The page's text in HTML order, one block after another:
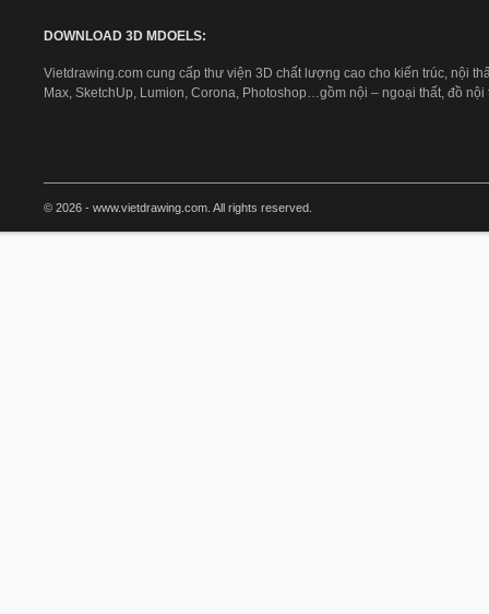
DOWNLOAD 3D MDOELS:
Vietdrawing.com cung cấp thư viện 3D chất lượng cao cho kiến trúc, nội
Max, SketchUp, Lumion, Corona, Photoshop…gồm nội – ngoại thất, đồ nội
© 2026 - www.vietdrawing.com. All rights reserved.